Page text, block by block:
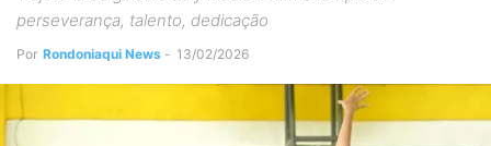
perseverança, talento, dedicação
Por Rondoniaqui News - 13/02/2026